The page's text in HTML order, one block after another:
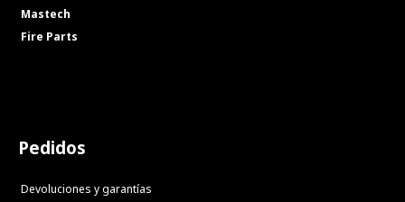
Mastech
Fire Parts
Pedidos
Devoluciones y garantías